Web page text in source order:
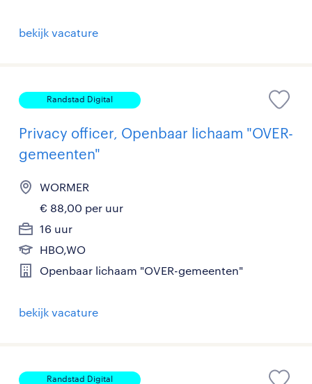
bekijk vacature
Randstad Digital
Privacy officer, Openbaar lichaam "OVER-
gemeenten"
WORMER
€ 88,00 per uur
16 uur
HBO,WO
Openbaar lichaam "OVER-gemeenten"
bekijk vacature
Randstad Digital